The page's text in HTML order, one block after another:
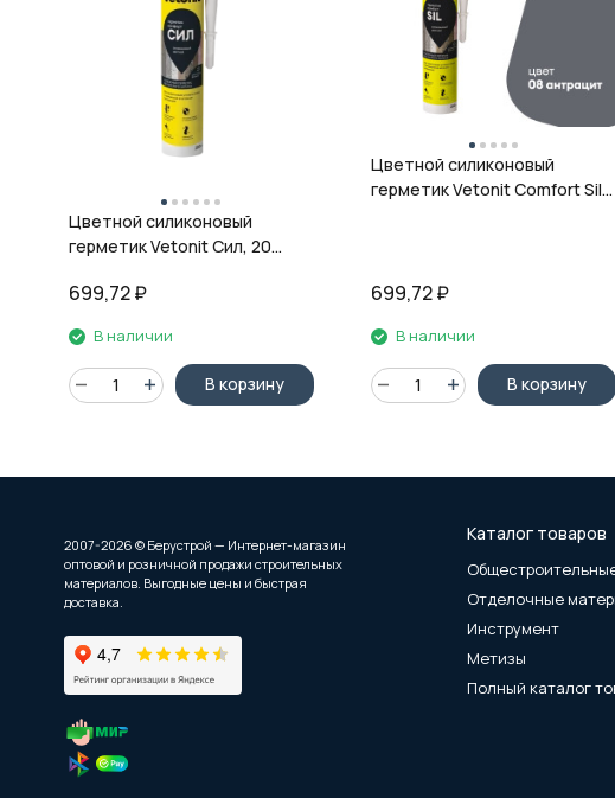
Цветной силиконовый
герметик Vetonit Сил, 20
699,72 ₽
В наличии
В корзину
Цветной силиконовый
герметик Vetonit Comfort Sil,
699,72₽
В наличии
В корзину
2007-2026 © Берустрой — Интернет-магазин
оптовой и розничной продажи строительных
материалов. Выгодные цены и быстрая
доставка.
Каталог товаров
Отделочные
Инструмент
Метизы
Полный каталог